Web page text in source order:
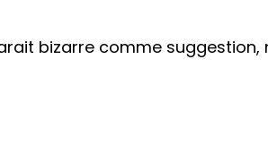
bizarre comme